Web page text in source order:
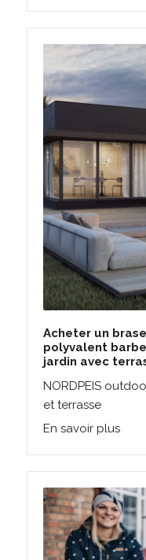
Acheter un
polyvalent
jardin avec
NORDPEIS
et terrasse
En savoir plus